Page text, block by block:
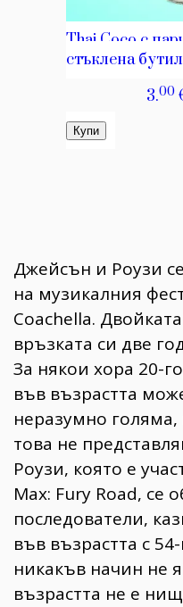
Джейсън и Роузи
на музикалния
Coachella.
връзката си две
За някои хора 20-
във възрастта
неразумно
това не
Роузи, която е
Max: Fury Road, се
последователи,
във възрастта с
никакъв начин не
възрастта не е